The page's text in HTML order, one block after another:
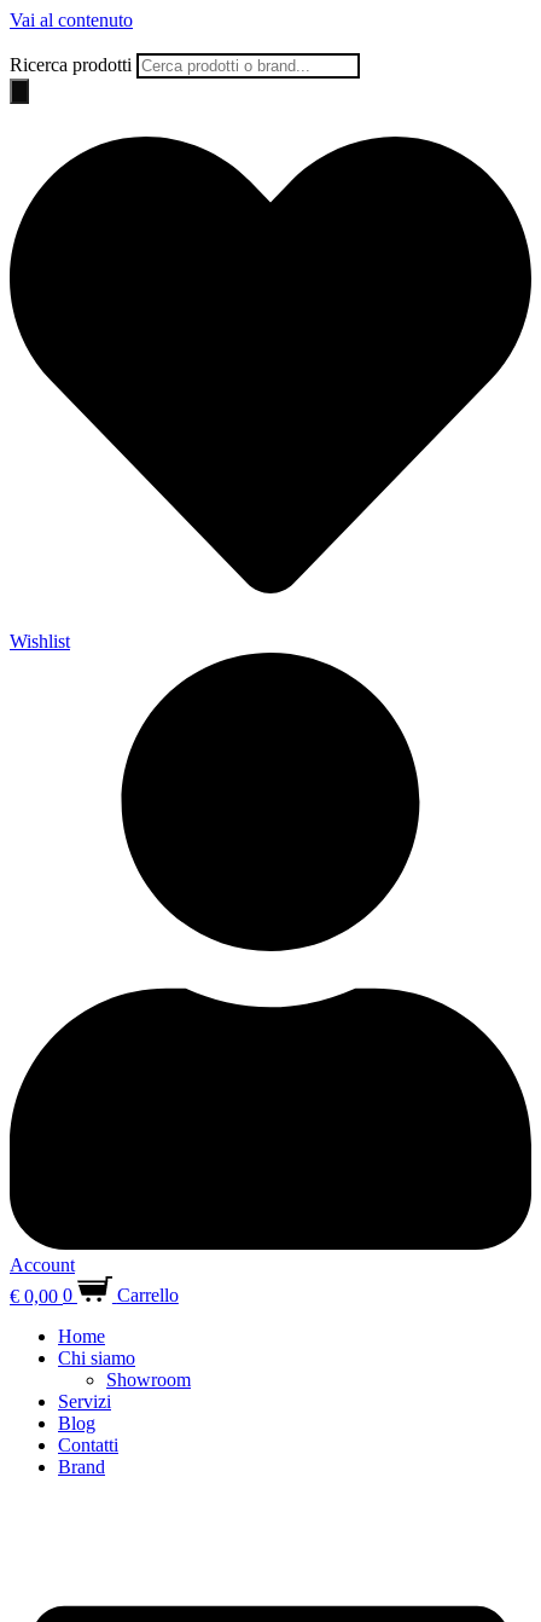
Vai al contenuto
Ricerca prodotti
Wishlist
Account
€ 0,00 0
Carrello
Home
Chi siamo
Showroom
Servizi
Blog
Contatti
Brand